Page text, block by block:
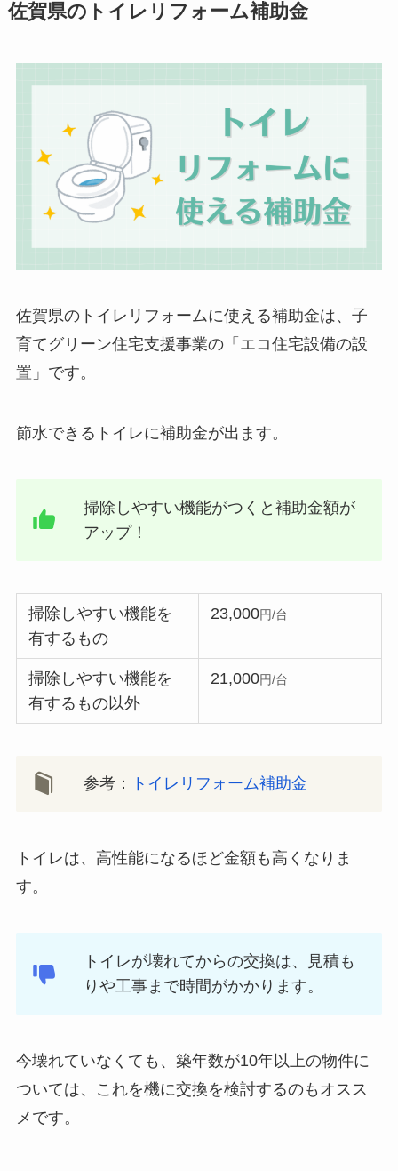
佐賀県のトイレリフォーム補助金
佐賀県のトイレリフォームに使える補助金は、子
育てグリーン住宅支援事業の「エコ住宅設備の設
置」です。
節水できるトイレに補助金が出ます。
掃除しやすい機能がつくと補助金額が
アップ！
掃除しやすい機能を
有するもの
23,000円/台
掃除しやすい機能を
有するもの以外
21,000円/台
参考： トイレリフォーム補助金
トイレは、高性能になるほど金額も高くなりま
す。
トイレが壊れてからの交換は、見積も
りや工事まで時間がかかります。
今壊れていなくても、築年数が10年以上の物件に
ついては、これを機に交換を検討するのもオスス
メです。